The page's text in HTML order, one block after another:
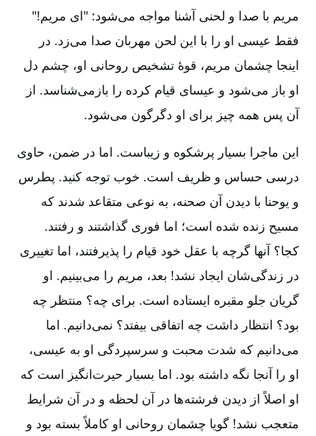
مریم با صدا و لحنی آشنا مواجه می‌شود‌‌: "ای مریم‌!"
فقط عیسی او را با این لحن مهربان صدا می‌زد. در
اینجا چشمان مریم‌، قوۀ تشخیص روحانی او، چشم دل
او باز می‌شود و عیسای قیام کرده را بازمی‌شناسد. از
آن پس همه چیز برای او دگرگون می‌شود.
این ماجرا بسیار پرشکوه و زیباست‌. اما در ضمن‌، حاوی
درسی حساس و ظریف است‌. خوب توجه کنید. پطرس
و یوحنا با دیدن آن صحنه‌، به نوعی متقاعد شدند که
مسیح زنده شده است‌؛ اما فوری گذاشتند و رفتند.
کجا؟ آنها گرچه با عقل خود قیام را پذیرفتند، اما تغییری
در زندگی‌شان ایجاد نشد! بعد، مریم را می‌بینیم‌. او
گریان جلو مقبره ایستاده است‌. برای چه‌؟ منتظر چه
بود؟ انتظار داشت چه اتفاقی بیفتد؟ نمی‌دانیم‌. اما
می‌دانیم که شدت محبت و سرسپردگی او به عیسی‌،
او را آنجا نگه ‌داشته بود. اما بسیار حیرت‌انگیز است که
او اصلاً از دیدن فرشته‌ها در آن لحظه و در آن شرایط
متعجب نشد! گویا چشمان روحانی او کاملاً بسته بود و